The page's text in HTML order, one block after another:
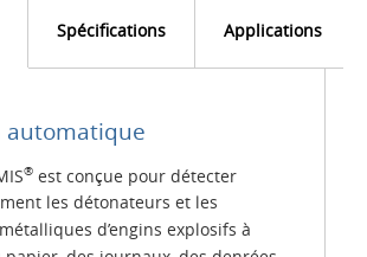
Spécifications Applications
automatique
® est conçue pour détecter
les détonateurs et les
d’engins explosifs à